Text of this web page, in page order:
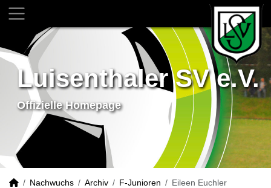
Luisenthaler SV e.V.
Offizielle Homepage
Nachwuchs Archiv F-Junioren Eileen Euchler